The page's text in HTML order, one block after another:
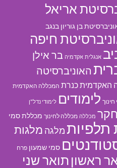
אריאל
בן גוריון בנגב
חיפה
אנגלית אקדמיה בר אילן
האוניברסיטה
האקדמית כנרת המכללה האקדמית
חינוך לימודים לימודי נדל"ן
מכללה מכללה לחינוך מכללת סמי
תלפיות מלגה מלגות
סמי שמעון פרח
ראשון תואר שני